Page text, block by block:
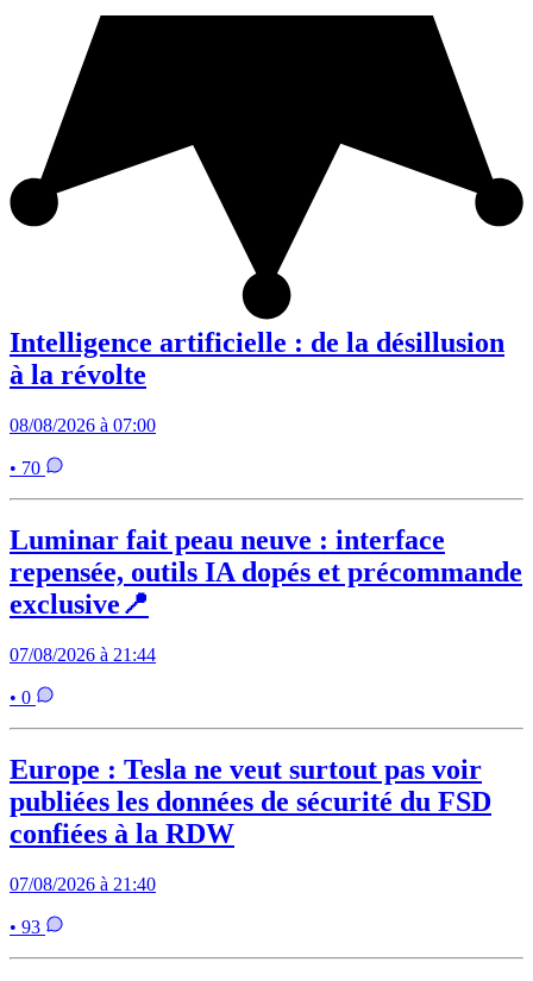
Intelligence artificielle : de la désillusion
à la révolte
08/08/2026 à 07:00
• 70
Luminar fait peau neuve : interface
repensée, outils IA dopés et précommande
exclusive📍
07/08/2026 à 21:44
• 0
Europe : Tesla ne veut surtout pas voir
publiées les données de sécurité du FSD
confiées à la RDW
07/08/2026 à 21:40
• 93